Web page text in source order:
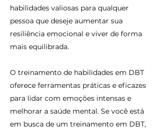
habilidades valiosas para qualquer
pessoa que deseje aumentar sua
resiliência emocional e viver de forma
mais equilibrada.
O treinamento de habilidades em DBT
oferece ferramentas práticas e eficazes
para lidar com emoções intensas e
melhorar a saúde mental. Se você está
em busca de um treinamento em DBT,